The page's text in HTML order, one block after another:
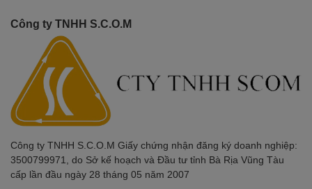
hoặc ba lô. Màu sắc xám hiện đại không chỉ mang lại vẻ đẹp sang
trọng mà còn dễ dàng phối hợp với các thiết bị khác, tạo sự hài
hòa cho bộ sưu tập của bạn.
Bảo Hành Dài Hạn
Với bảo hành lên đến 36 tháng, Kioxia Exceria Plus Portable 1TB
đảm bảo cho bạn sự an tâm về chất lượng và độ bền của sản
phẩm. Bạn hoàn toàn có thể tin tưởng vào độ tin cậy và sự ổn
định mà ổ cứng này mang lại trong suốt thời gian sử dụng.
Công ty TNHH S.C.O.M
Công ty TNHH S.C.O.M Giấy chứng nhận đăng ký doanh nghiệp:
3500799971, do Sở kế hoạch và Đầu tư tỉnh Bà Rịa Vũng Tàu
cấp lần đầu ngày 28 tháng 05 năm 2007